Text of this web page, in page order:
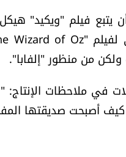
يتبع فيلم "ويكيد"
من منظور "إلفابا".
في ملاحظات الإنتاج:
كيف أصبحت صديقتها